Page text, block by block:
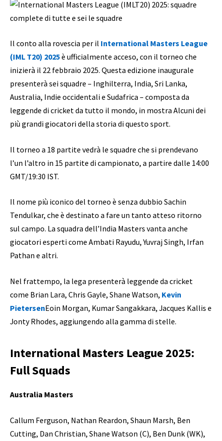
Il conto alla rovescia per il International Masters League
(IML T20) 2025è ufficialmente acceso, con il torneo che
inizierà il 22 febbraio 2025. Questa edizione inaugurale
presenterà sei squadre – Inghilterra, India, Sri Lanka,
Australia, Indie occidentali e Sudafrica – composta da
leggende di cricket da tutto il mondo, in mostra Alcuni dei
più grandi giocatori della storia di questo sport.
Il torneo a 18 partite vedrà le squadre che si prendevano
l’un l’altro in 15 partite di campionato, a partire dalle 14:00
GMT/19:30 IST.
Il nome più iconico del torneo è senza dubbio Sachin
Tendulkar, che è destinato a fare un tanto atteso ritorno
sul campo. La squadra dell’India Masters vanta anche
giocatori esperti come Ambati Rayudu, Yuvraj Singh, Irfan
Pathan e altri.
Nel frattempo, la lega presenterà leggende da cricket
come Brian Lara, Chris Gayle, Shane Watson, Kevin
PietersenEoin Morgan, Kumar Sangakkara, Jacques Kallis e
Jonty Rhodes, aggiungendo alla gamma di stelle.
International Masters League 2025:
Full Squads
Australia Masters
Callum Ferguson, Nathan Reardon, Shaun Marsh, Ben
Cutting, Dan Christian, Shane Watson (C), Ben Dunk (WK),